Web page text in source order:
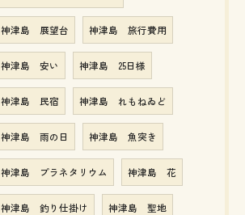
神津島 展望台 神津島 旅行費用
神津島 安い 神津島 25日様
神津島 民宿 神津島 れもねゐど
神津島 雨の日 神津島 魚突き
神津島 プラネタリウム 神津島 花
神津島 釣り仕掛け 神津島 聖地